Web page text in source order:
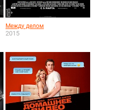
Между делом
2015